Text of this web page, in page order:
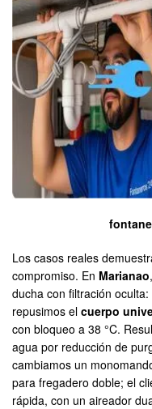
Los casos reales
compromiso. En Marianao
ducha con filtración
repusimos el cuerpo
con bloqueo a 38 °C.
agua por reducción de
cambiamos un
para fregadero doble; el
rápida, con un aireador